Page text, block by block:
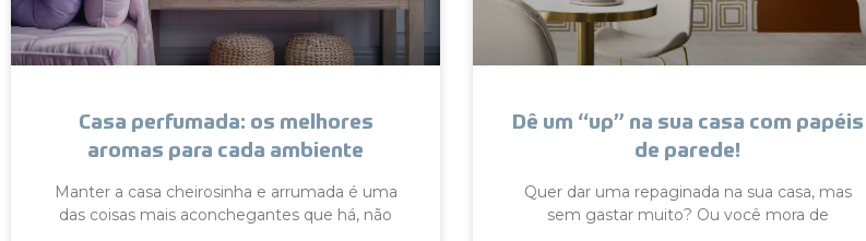
Casa perfumada: os melhores
aromas para cada ambiente
Manter a casa cheirosinha e arrumada é uma
das coisas mais aconchegantes que há, não
Dê um “up” na sua casa com papéis
de parede!
Quer dar uma repaginada na sua casa, mas
sem gastar muito? Ou você mora de